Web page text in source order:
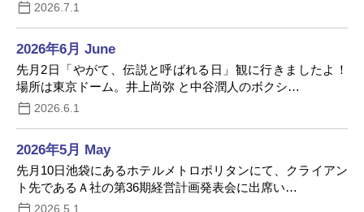
2026.7.1
2026年6月 June
先月2日「やがて、伝説と呼ばれる日」観に行きましたよ！
場所は東京ドーム。井上尚弥 と中谷潤人のボクシ…
2026.6.1
2026年5月 May
先月10日池袋にあるホテルメトロポリタンにて、クライアン
ト先であるＡ社の第36期経営計画発表会に出席い…
2026.5.1